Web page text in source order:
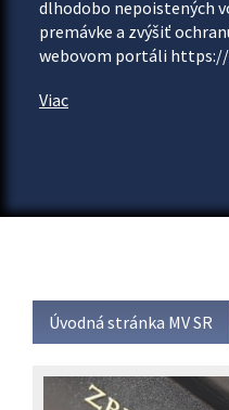
dlhodobo nepoistených
premávke a zvýšiť
webovom portáli https://
Viac
Úvodná stránka MV SR